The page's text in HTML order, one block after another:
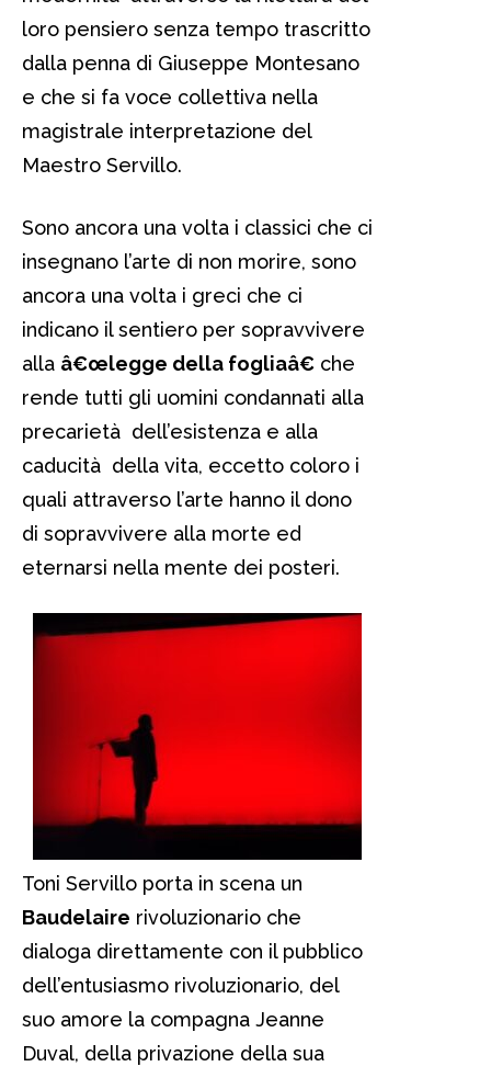
loro pensiero senza tempo trascritto
dalla penna di Giuseppe Montesano
e che si fa voce collettiva nella
magistrale interpretazione del
Maestro Servillo.
Sono ancora una volta i classici che ci
insegnano l’arte di non morire, sono
ancora una volta i greci che ci
indicano il sentiero per sopravvivere
alla â€œlegge della fogliaâ€ che
rende tutti gli uomini condannati alla
precarietà dell’esistenza e alla
caducità della vita, eccetto coloro i
quali attraverso l’arte hanno il dono
di sopravvivere alla morte ed
eternarsi nella mente dei posteri.
Toni Servillo porta in scena un
Baudelaire rivoluzionario che
dialoga direttamente con il pubblico
dell’entusiasmo rivoluzionario, del
suo amore la compagna Jeanne
Duval, della privazione della sua